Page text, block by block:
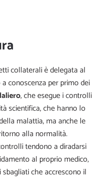
collaterali è delegata al
conoscenza per primo dei
, che esegue i controlli
scientifica, che hanno lo
malattia, ma anche le
alla normalità.
tendono a diradarsi
al proprio medico,
che accrescono il